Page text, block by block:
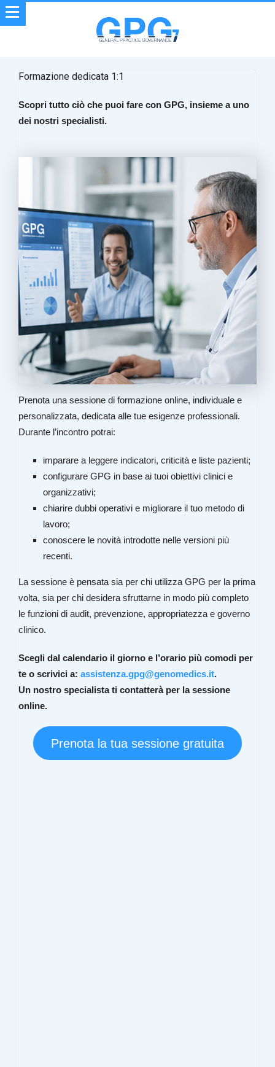
Formazione dedicata 1:1
Scopri tutto ciò che puoi fare con GPG, insieme a uno
dei nostri specialisti.
Prenota una sessione di formazione online, individuale e
personalizzata, dedicata alle tue esigenze professionali.
Durante l’incontro potrai:
imparare a leggere indicatori, criticità e liste pazienti;
configurare GPG in base ai tuoi obiettivi clinici e
organizzativi;
chiarire dubbi operativi e migliorare il tuo metodo di
lavoro;
conoscere le novità introdotte nelle versioni più
recenti.
La sessione è pensata sia per chi utilizza GPG per la prima
volta, sia per chi desidera sfruttarne in modo più completo
le funzioni di audit, prevenzione, appropriatezza e governo
clinico.
Scegli dal calendario il giorno e l’orario più comodi per
te o scrivici a: assistenza.gpg@genomedics.it.
Un nostro specialista ti contatterà per la sessione
online.
Prenota la tua sessione gratuita